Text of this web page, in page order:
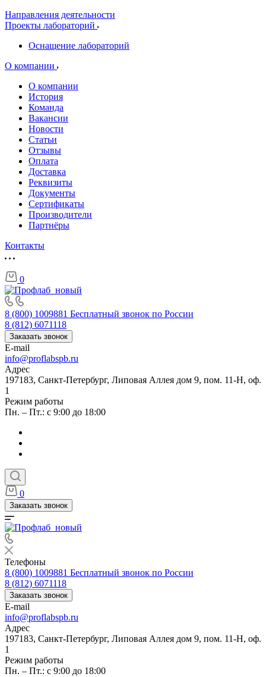
Направления деятельности
Проекты лабораторий
Оснащение лабораторий
О компании
О компании
История
Команда
Вакансии
Новости
Статьи
Отзывы
Оплата
Доставка
Реквизиты
Документы
Сертификаты
Производители
Партнёры
Контакты
0
8 (800) 1009881 Бесплатный звонок по России
8 (812) 6071118
Заказать звонок
E-mail
info@proflabspb.ru
Адрес
197183, Санкт-Петербург, Липовая Аллея дом 9, пом. 11-Н, оф.
1
Режим работы
Пн. – Пт.: с 9:00 до 18:00
0
Заказать звонок
Телефоны
8 (800) 1009881 Бесплатный звонок по России
8 (812) 6071118
Заказать звонок
E-mail
info@proflabspb.ru
Адрес
197183, Санкт-Петербург, Липовая Аллея дом 9, пом. 11-Н, оф.
1
Режим работы
Пн. – Пт.: с 9:00 до 18:00